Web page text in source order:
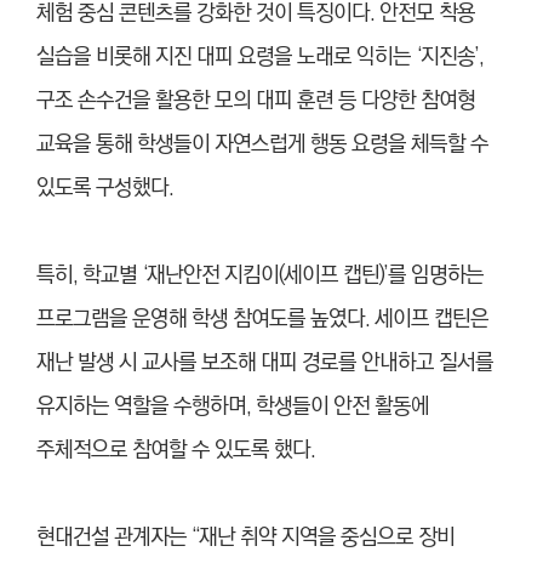
체험 중심 콘텐츠를 강화한 것이 특징이다. 안전모 착용
실습을 비롯해 지진 대피 요령을 노래로 익히는 ‘지진송’,
구조 손수건을 활용한 모의 대피 훈련 등 다양한 참여형
교육을 통해 학생들이 자연스럽게 행동 요령을 체득할 수
있도록 구성했다.
특히, 학교별 ‘재난안전 지킴이(세이프 캡틴)’를 임명하는
프로그램을 운영해 학생 참여도를 높였다. 세이프 캡틴은
재난 발생 시 교사를 보조해 대피 경로를 안내하고 질서를
유지하는 역할을 수행하며, 학생들이 안전 활동에
주체적으로 참여할 수 있도록 했다.
현대건설 관계자는 “재난 취약 지역을 중심으로 장비